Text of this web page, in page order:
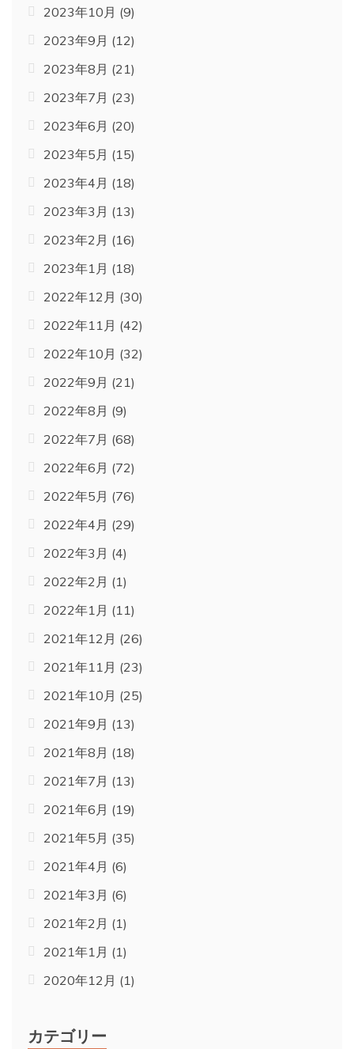
2023年10月 (9)
2023年9月 (12)
2023年8月 (21)
2023年7月 (23)
2023年6月 (20)
2023年5月 (15)
2023年4月 (18)
2023年3月 (13)
2023年2月 (16)
2023年1月 (18)
2022年12月 (30)
2022年11月 (42)
2022年10月 (32)
2022年9月 (21)
2022年8月 (9)
2022年7月 (68)
2022年6月 (72)
2022年5月 (76)
2022年4月 (29)
2022年3月 (4)
2022年2月 (1)
2022年1月 (11)
2021年12月 (26)
2021年11月 (23)
2021年10月 (25)
2021年9月 (13)
2021年8月 (18)
2021年7月 (13)
2021年6月 (19)
2021年5月 (35)
2021年4月 (6)
2021年3月 (6)
2021年2月 (1)
2021年1月 (1)
2020年12月 (1)
カテゴリー